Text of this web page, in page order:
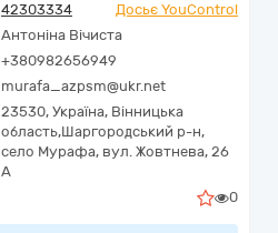
42303334
Досьє YouControl
Антоніна Вічиста
+380982656949
murafa_azpsm@ukr.net
23530, Україна, Вінницька
область,Шаргородський р-н,
село Мурафа, вул. Жовтнева, 26
А
0